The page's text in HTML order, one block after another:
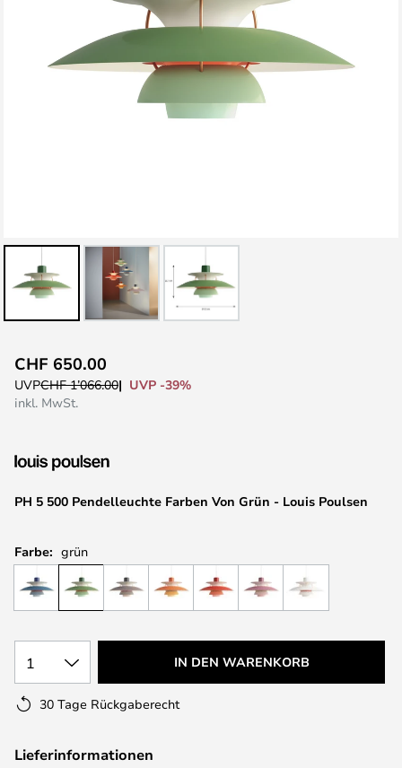
Anfang
der
PH 5 500 Pendelleuchte Farben Von Grün - Louis Poulsen
CHF 650.00
UVPCHF 1’066.00
UVP -39%
inkl. MwSt.
Farbe: grün
1 IN DEN WARENKORB
30 Tage Rückgaberecht
Lieferinformationen